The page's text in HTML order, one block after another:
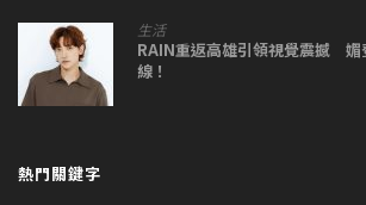
生活
RAIN重返高雄引領視覺震撼 媚
線！
熱門關鍵字